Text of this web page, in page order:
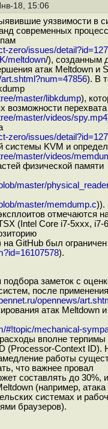
18, 15:06
уязвимости в
современных
zero/issues/
meltdown/), созданным
атак Meltdown и
). В
master/libkdump),
возможности перехвата
master/videos/spy.mp4
zero/issues/
системы KVM и
master/videos/
физической памяти
master/
master/memdump.c)).
отмечаются
(Intel Core i7-5xxx, i7-
на GitHub был ограничен
).
заметок с
после
opennews/
атак Meltdown и
#!topic/mechanical-
вполне терпимы
(Processor-Context ID).
работы
что важнее провал
составлять до 30%,
(например, атака
системах и
браузеров).